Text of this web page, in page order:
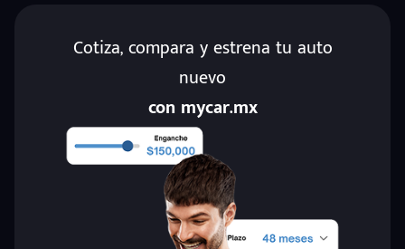
Cotiza, compara y estrena tu auto
nuevo
con mycar.mx